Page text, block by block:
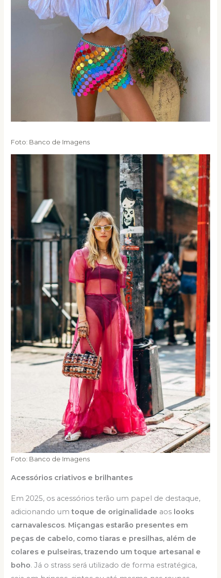
Foto: Banco de Imagens
Foto: Banco de Imagens
Acessórios criativos e brilhantes
Em 2025, os acessórios terão um papel de destaque,
adicionando umtoque de originalidade aos looks
carnavalescos. Miçangas estarão presentes em
peças de cabelo, como tiaras e presilhas, além de
colares e pulseiras, trazendo um toque artesanal e
boho. Já o strass será utilizado de forma estratégica,